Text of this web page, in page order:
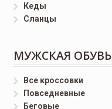
Кеды
Сланцы
МУЖСКАЯ ОБУВЬ
Все кроссовки
Повседневные
Беговые